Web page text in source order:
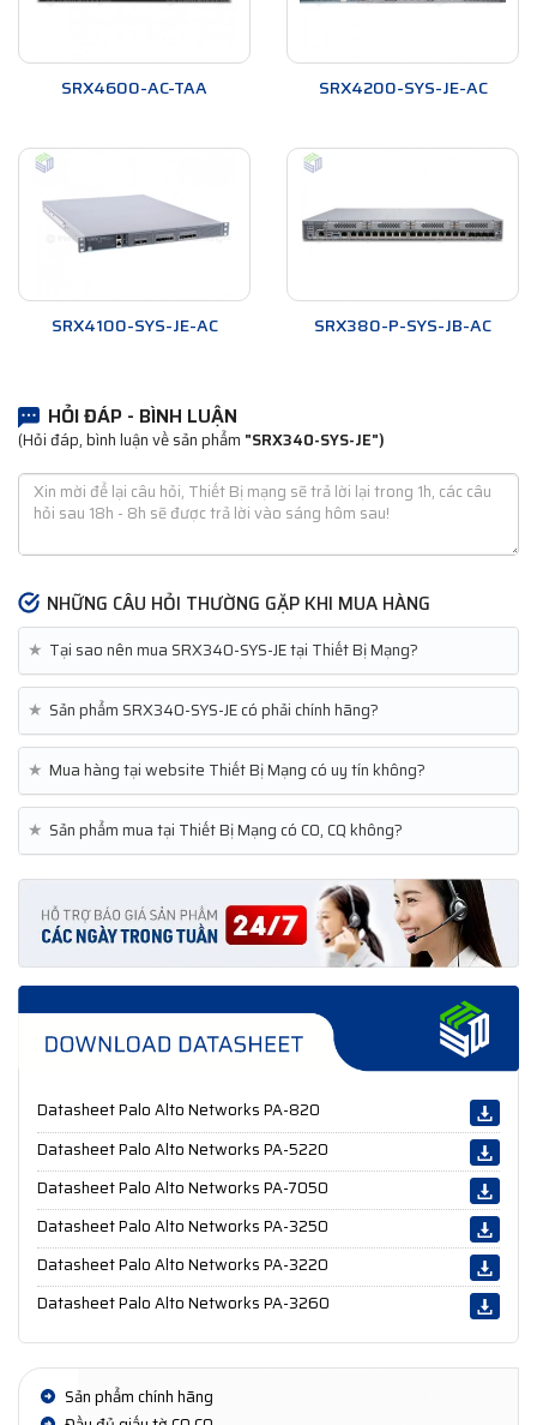
SRX4600-AC-TAA SRX4200-SYS-JE-AC
SRX4100-SYS-JE-AC SRX380-P-SYS-JB-AC
HỎI ĐÁP - BÌNH LUẬN
(Hỏi đáp, bình luận về sản phẩm "SRX340-SYS-JE")
NHỮNG CÂU HỎI THƯỜNG GẶP KHI MUA HÀNG
★ Tại sao nên mua SRX340-SYS-JE tại Thiết Bị Mạng?
★ Sản phẩm SRX340-SYS-JE có phải chính hãng?
★ Mua hàng tại website Thiết Bị Mạng có uy tín không?
★ Sản phẩm mua tại Thiết Bị Mạng có CO, CQ không?
Datasheet Palo Alto Networks PA-820
Datasheet Palo Alto Networks PA-5220
Datasheet Palo Alto Networks PA-7050
Datasheet Palo Alto Networks PA-3250
Datasheet Palo Alto Networks PA-3220
Datasheet Palo Alto Networks PA-3260
Sản phẩm chính hãng